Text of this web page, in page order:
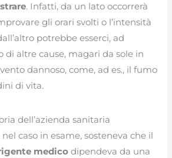
. Infatti, da un lato occorrerà
gli orari svolti o l’intensità
potrebbe esserci, ad
di altre cause, magari da sole in
dannoso, come, ad es., il fumo
di vita.
dell’azienda sanitaria
nel caso in esame, sosteneva che il
medico dipendeva da una